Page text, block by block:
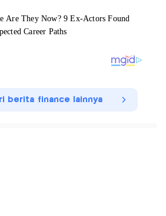
berita finance lainnya